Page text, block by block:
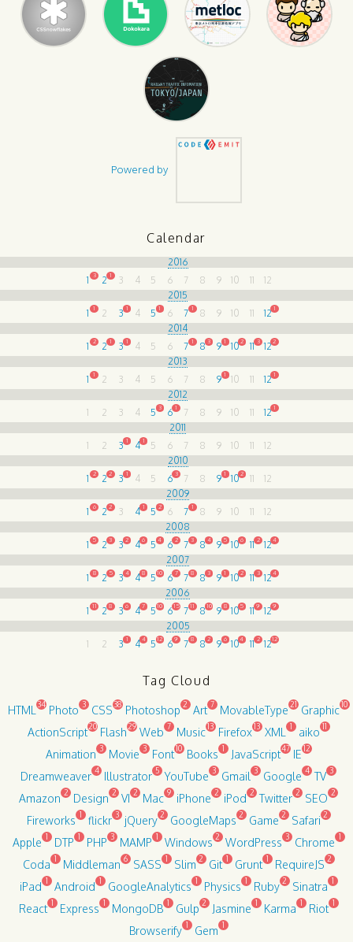
Powered by
Calendar
2016
1 3 2 1 3 4 5 6 7 8 9 10 11
12
2015
1
1 2 3 1 4 5 1 6 7 1 8 9 10 11 121
2014
1 2 2 1 3 1 4 5 6 7 1 8 3 9 1 102 11 3 122
2013
1
1 2 3 4 5 6 7 8 9 1 10 11 121
2012
1
2 3 4 5 3 6 1 7 8 9 10 11 121
2011
1
2 3 1 4 1 5 6 7 8 9 10 11
12
2010
1 2 2 2 3 1 4 5 6 3 7 8 9 1 102 11
12
2009
1 6 2 2 3 4 1 5 2 6 7 1 8 9 10 11
12
2008
1 5 2 3 3 2 4 6 5 4 6 2 7 3 84 9 5 106 11 2 124
2007
1 8 2 5 3 4 4 8 510 6 7 7 8 8 3 9 1 102 11 3 124
2006
1 11 2 8 3 6 4 7 510 615 7 11 810 9 8 105 11 9 129
2005
1
2 3 1 4 4 512 69 7 8 8 2 9 6 104 11 2 1212
Tag Cloud
HTML 34 Photo 3 CSS38 Photoshop 2 Art 7 MovableType 21 Graphic 10
ActionScript20 Flash29 Web 7 Music 13 Firefox 13 XML 1 aiko 11
Animation 3 Movie 3 Font 10 Books 1 JavaScript47 IE 12
Dreamweaver 4 Illustrator 5 YouTube 3 Gmail 3 Google 4 TV 3
Amazon 2 Design 2 VI 2 Mac 9 iPhone 2 iPod 2 Twitter 2 SEO 2
Fireworks 1 flickr 3 jQuery 2 GoogleMaps 2 Game 2 Safari 2
Apple 1 DTP 1 PHP 3 MAMP 1 Windows 2 WordPress 3 Chrome 1
Coda 1 Middleman 6 SASS 1 Slim 2 Git 1 Grunt 1 RequireJS 2
iPad 1 Android 1 GoogleAnalytics 1 Physics 1 Ruby 2 Sinatra 1
React 1 Express 1 MongoDB 1 Gulp 2 Jasmine 1 Karma 1 Riot 1
Browserify 1 Gem 1